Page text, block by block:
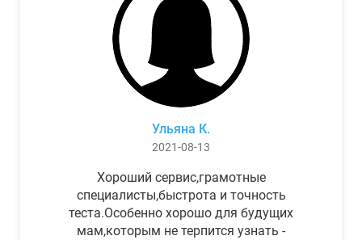
Ульяна К.
2021-08-13
Хороший сервис,грамотные
специалисты,быстрота и точность
теста.Особенно хорошо для будущих
мам,которым не терпится узнать -